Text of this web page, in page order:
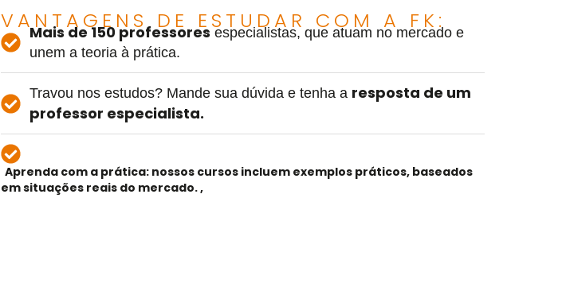
VANTAGENS DE ESTUDAR COM A FK:
Mais de 150 professores especialistas, que atuam no mercado e
unem a teoria à prática.
Travou nos estudos? Mande sua dúvida e tenha a resposta de um
professor especialista.
Aprenda com a prática: nossos cursos incluem exemplos práticos, baseados
em situações reais do mercado.,